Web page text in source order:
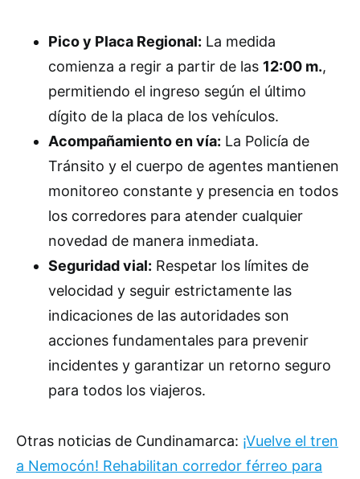
Pico y Placa Regional: La medida
comienza a regir a partir de las 12:00 m.,
permitiendo el ingreso según el último
dígito de la placa de los vehículos.
Acompañamiento en vía: La Policía de
Tránsito y el cuerpo de agentes mantienen
monitoreo constante y presencia en todos
los corredores para atender cualquier
novedad de manera inmediata.
Seguridad vial: Respetar los límites de
velocidad y seguir estrictamente las
indicaciones de las autoridades son
acciones fundamentales para prevenir
incidentes y garantizar un retorno seguro
para todos los viajeros.
Otras noticias de Cundinamarca: ¡Vuelve el tren
a Nemocón! Rehabilitan corredor férreo para